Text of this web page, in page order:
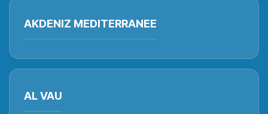
AKDENIZ MEDITERRANEE
AL VAU